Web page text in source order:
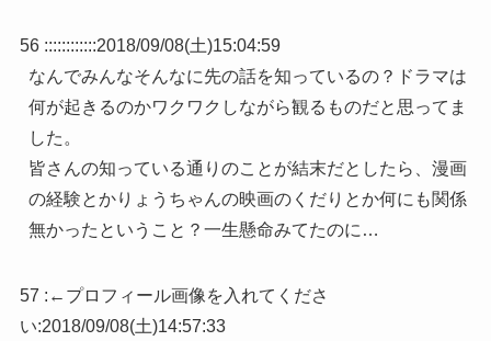
56 ::::::::::::2018/09/08(土)15:04:59
なんでみんなそんなに先の話を知っているの？ドラマは
何が起きるのかワクワクしながら観るものだと思ってま
した。
皆さんの知っている通りのことが結末だとしたら、漫画
の経験とかりょうちゃんの映画のくだりとか何にも関係
無かったということ？一生懸命みてたのに…
57 : ←プロフィール画像を入れてくださ
い:2018/09/08(土)14:57:33